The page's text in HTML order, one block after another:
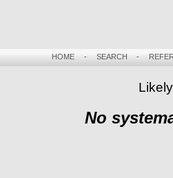
HOME- SEARCH -
No